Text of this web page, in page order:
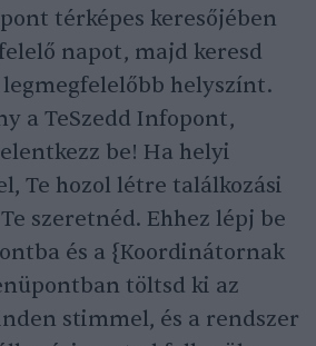
térképes keresőjében
napot, majd keresd
helyszínt.
a TeSzedd Infopont,
be! Ha helyi
Te hozol létre találkozási
szeretnéd. Ehhez lépj be
és a {Koordinátornak
töltsd ki az
stimmel, és a rendszer